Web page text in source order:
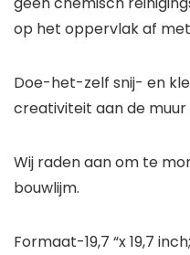
op het oppervlak af
Doe-het-zelf snij- en
creativiteit aan de
Wij raden aan om te
bouwlijm.
Formaat-19,7 “x 19,7